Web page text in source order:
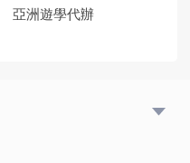
亞洲遊學代辦